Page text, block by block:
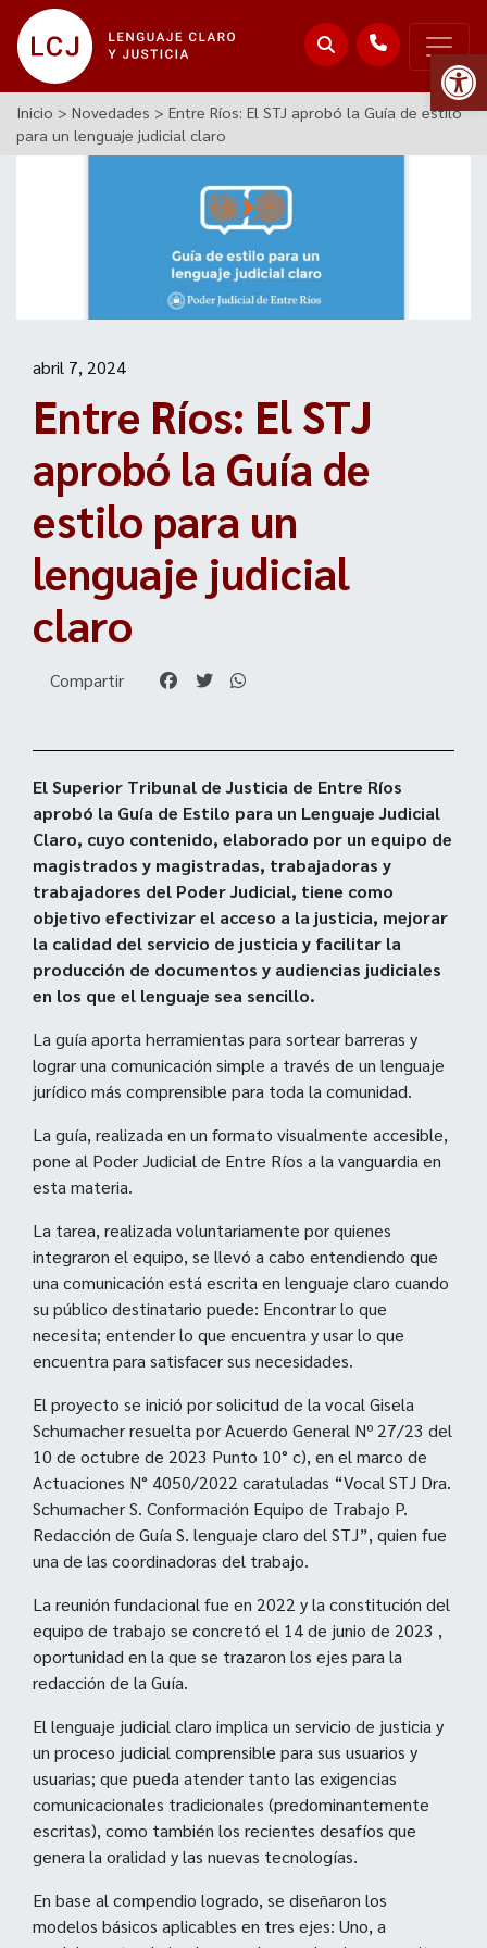
Inicio > Novedades > Entre Ríos: El STJ aprobó la Guía de estilo
para un lenguaje judicial claro
abril 7, 2024
Entre Ríos: El STJ
aprobó la Guía de
estilo para un
lenguaje judicial
claro
Compartir
El Superior Tribunal de Justicia de Entre Ríos
aprobó la Guía de Estilo para un Lenguaje Judicial
Claro, cuyo contenido, elaborado por un equipo de
magistrados y magistradas, trabajadoras y
trabajadores del Poder Judicial, tiene como
objetivo efectivizar el acceso a la justicia, mejorar
la calidad del servicio de justicia y facilitar la
producción de documentos y audiencias judiciales
en los que el lenguaje sea sencillo.
La guía aporta herramientas para sortear barreras y
lograr una comunicación simple a través de un lenguaje
jurídico más comprensible para toda la comunidad.
La guía, realizada en un formato visualmente accesible,
pone al Poder Judicial de Entre Ríos a la vanguardia en
esta materia.
La tarea, realizada voluntariamente por quienes
integraron el equipo, se llevó a cabo entendiendo que
una comunicación está escrita en lenguaje claro cuando
su público destinatario puede: Encontrar lo que
necesita; entender lo que encuentra y usar lo que
encuentra para satisfacer sus necesidades.
El proyecto se inició por solicitud de la vocal Gisela
Schumacher resuelta por Acuerdo General Nº 27/23 del
10 de octubre de 2023 Punto 10° c), en el marco de
Actuaciones N° 4050/2022 caratuladas “Vocal STJ Dra.
Schumacher S. Conformación Equipo de Trabajo P.
Redacción de Guía S. lenguaje claro del STJ”, quien fue
una de las coordinadoras del trabajo.
La reunión fundacional fue en 2022 y la constitución del
equipo de trabajo se concretó el 14 de junio de 2023 ,
oportunidad en la que se trazaron los ejes para la
redacción de la Guía.
El lenguaje judicial claro implica un servicio de justicia y
un proceso judicial comprensible para sus usuarios y
usuarias; que pueda atender tanto las exigencias
comunicacionales tradicionales (predominantemente
escritas), como también los recientes desafíos que
genera la oralidad y las nuevas tecnologías.
En base al compendio logrado, se diseñaron los
modelos básicos aplicables en tres ejes: Uno, a